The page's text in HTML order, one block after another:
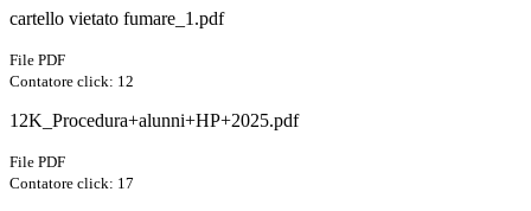
cartello vietato fumare_1.pdf
File PDF
Contatore click: 12
12K_Procedura+alunni+HP+2025.pdf
File PDF
Contatore click: 17